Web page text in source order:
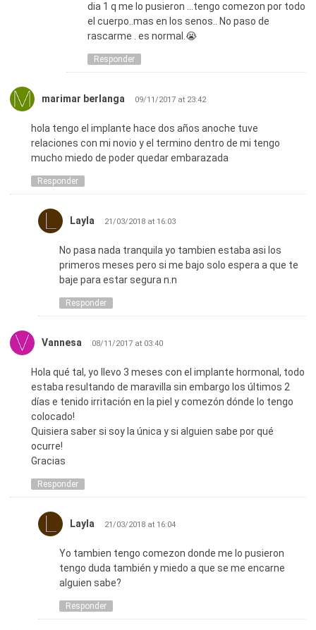
dia 1 q me lo pusieron …tengo comezon por todo
el cuerpo..mas en los senos.. No paso de
rascarme . es normal.😭
Responder
marimar berlanga 09/11/2017 at 23:42
hola tengo el implante hace dos años anoche tuve
relaciones con mi novio y el termino dentro de mi tengo
mucho miedo de poder quedar embarazada
Responder
Layla 21/03/2018 at 16:03
No pasa nada tranquila yo tambien estaba asi los
primeros meses pero si me bajo solo espera a que te
baje para estar segura n.n
Responder
Vannesa 08/11/2017 at 03:40
Hola qué tal, yo llevo 3 meses con el implante hormonal, todo
estaba resultando de maravilla sin embargo los últimos 2
días e tenido irritación en la piel y comezón dónde lo tengo
colocado!
Quisiera saber si soy la única y si alguien sabe por qué
ocurre!
Gracias
Responder
Layla 21/03/2018 at 16:04
Yo tambien tengo comezon donde me lo pusieron
tengo duda también y miedo a que se me encarne
alguien sabe?
Responder